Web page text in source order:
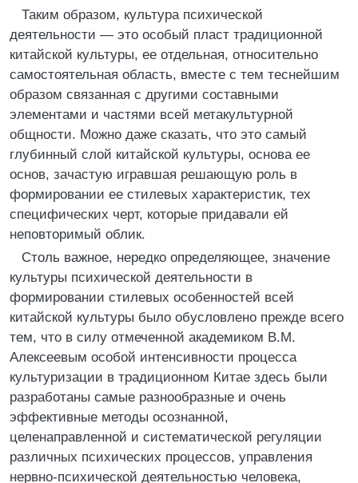
Таким образом, культура психической
деятельности — это особый пласт традиционной
китайской культуры, ее отдельная, относительно
самостоятельная область, вместе с тем теснейшим
образом связанная с другими составными
элементами и частями всей метакультурной
общности. Можно даже сказать, что это самый
глубинный слой китайской культуры, основа ее
основ, зачастую игравшая решающую роль в
формировании ее стилевых характеристик, тех
специфических черт, которые придавали ей
неповторимый облик.
Столь важное, нередко определяющее, значение
культуры психической деятельности в
формировании стилевых особенностей всей
китайской культуры было обусловлено прежде всего
тем, что в силу отмеченной академиком В.М.
Алексеевым особой интенсивности процесса
культуризации в традиционном Китае здесь были
разработаны самые разнообразные и очень
эффективные методы осознанной,
целенаправленной и систематической регуляции
различных психических процессов, управления
нервно-психической деятельностью человека,